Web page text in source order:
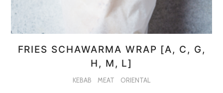
FRIES SCHAWARMA WRAP [A, C, G,
H, M, L]
KEBAB MEAT ORIENTAL